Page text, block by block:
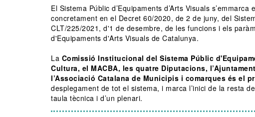
El Sistema Públic d’Equipaments d’Arts Visuals
concretament en el Decret 60/2020, de 2 de juny, del
CLT/225/2021, d'1 de desembre, de les funcions i els
d'Equipaments d'Arts Visuals de Catalunya.
La Comissió Institucional del Sistema Públic
Cultura, el MACBA, les quatre Diputacions,
l’Associació Catalana de Municipis i comarques és el
desplegament de tot el sistema, i marca l’inici de la resta
taula tècnica i d’un plenari.